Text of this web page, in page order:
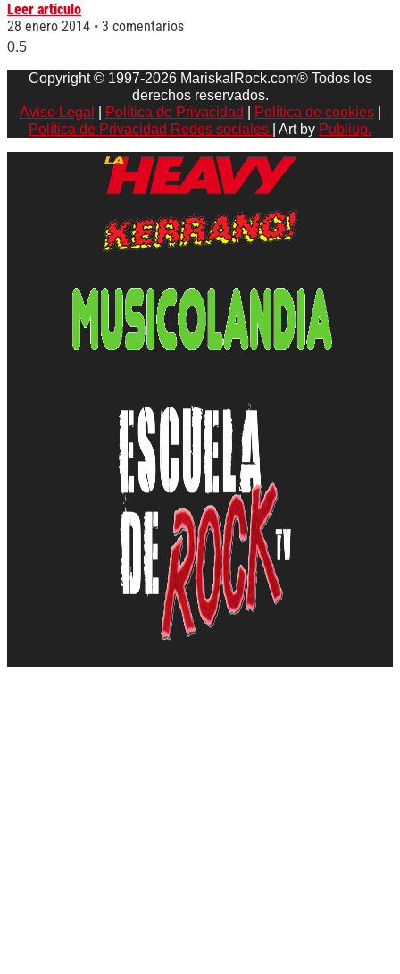
Leer artículo
28 enero 2014
3 comentarios
Copyright © 1997-2026 MariskalRock.com® Todos los
derechos reservados.
Aviso Legal
Política de Privacidad Política de cookies|
Política de Privacidad Redes sociales
| Art by Publiup.